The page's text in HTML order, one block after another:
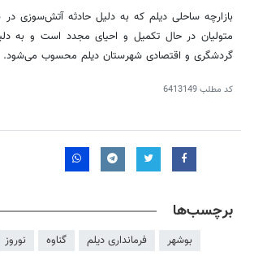
بازارچه ساحلی دیلم که به دلیل حادثه آتش‌سوزی
متولیان در حال تکمیل و احیای مجدد است و به
گردشگری و اقتصادی شهرستان دیلم محسوب می‌شود.
کد مطلب6413149
برچسب‌ها
بوشهر فرمانداری دیلم گناوه نوروز